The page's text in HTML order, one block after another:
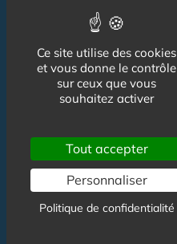
Informations
CGU
Mentions légales
Contact
Contact
Ce site utilise des cookies
et vous donne le contrôle
sur ceux que vous
souhaitez activer
Tout accepter
Personnaliser
Politique de confidentialité